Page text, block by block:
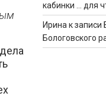
кабинки … для
Ирина к записи
Бологовского